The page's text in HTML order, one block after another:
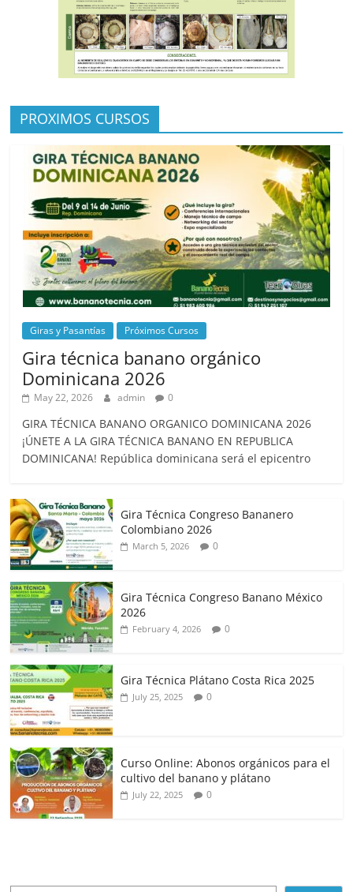
PROXIMOS CURSOS
Giras y Pasantías Próximos Cursos
Gira técnica banano orgánico
Dominicana 2026
May 22, 2026 admin 0
GIRA TÉCNICA BANANO ORGANICO DOMINICANA 2026
¡ÚNETE A LA GIRA TÉCNICA BANANO EN REPUBLICA
DOMINICANA! República dominicana será el epicentro
Gira Técnica Congreso Bananero
Colombiano 2026
March 5, 2026 0
Gira Técnica Congreso Banano México
2026
February 4, 2026 0
Gira Técnica Plátano Costa Rica 2025
July 25, 2025 0
Curso Online: Abonos orgánicos para el
cultivo del banano y plátano
July 22, 2025 0